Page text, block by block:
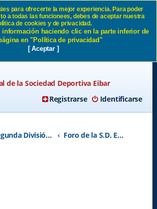
0-2 Eibar SD Eibar
de la Sociedad Deportiva Eibar
Identificarse
Registrarse
Segunda División A - Temporada 2026-2027 Foro de la S.D. Eibar
para ofrecerte la mejor experiencia. Para poder
a todas las funcionees, debes de aceptar nuestra
de cookies y de privacidad.
información haciendo clic en la parte inferior de
en "Política de privacidad"
[ Aceptar ]